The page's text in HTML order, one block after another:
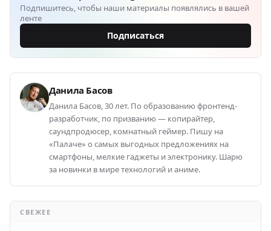
Подпишитесь, чтобы наши материалы появлялись в вашей
ленте
Подписаться
Данила Басов
Данила Басов, 30 лет. По образованию фронтенд-
разработчик, по призванию — копирайтер,
саундпродюсер, комнатный геймер. Пишу на
«Палаче» о самых выгодных предложениях на
смартфоны, мелкие гаджеты и электронику. Шарю
за новинки в мире технологий и аниме.
СВЕЖЕЕ